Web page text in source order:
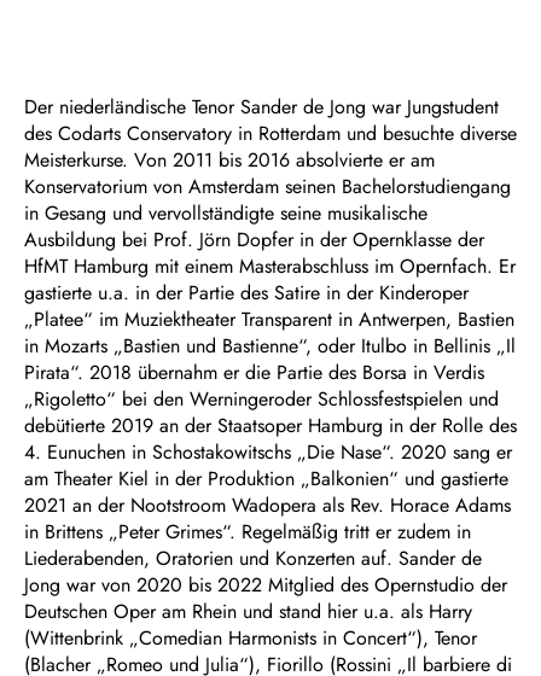
Der niederländische Tenor Sander de Jong war Jungstudent
des Codarts Conservatory in Rotterdam und besuchte diverse
Meisterkurse. Von 2011 bis 2016 absolvierte er am
Konservatorium von Amsterdam seinen Bachelorstudiengang
in Gesang und vervollständigte seine musikalische
Ausbildung bei Prof. Jörn Dopfer in der Opernklasse der
HfMT Hamburg mit einem Masterabschluss im Opernfach. Er
gastierte u.a. in der Partie des Satire in der Kinderoper
„Platee“ im Muziektheater Transparent in Antwerpen, Bastien
in Mozarts „Bastien und Bastienne“, oder Itulbo in Bellinis „Il
Pirata“. 2018 übernahm er die Partie des Borsa in Verdis
„Rigoletto“ bei den Werningeroder Schlossfestspielen und
debütierte 2019 an der Staatsoper Hamburg in der Rolle des
4. Eunuchen in Schostakowitschs „Die Nase“. 2020 sang er
am Theater Kiel in der Produktion „Balkonien“ und gastierte
2021 an der Nootstroom Wadopera als Rev. Horace Adams
in Brittens „Peter Grimes“. Regelmäßig tritt er zudem in
Liederabenden, Oratorien und Konzerten auf. Sander de
Jong war von 2020 bis 2022 Mitglied des Opernstudio der
Deutschen Oper am Rhein und stand hier u.a. als Harry
(Wittenbrink „Comedian Harmonists in Concert“), Tenor
(Blacher „Romeo und Julia“), Fiorillo (Rossini „Il barbiere di